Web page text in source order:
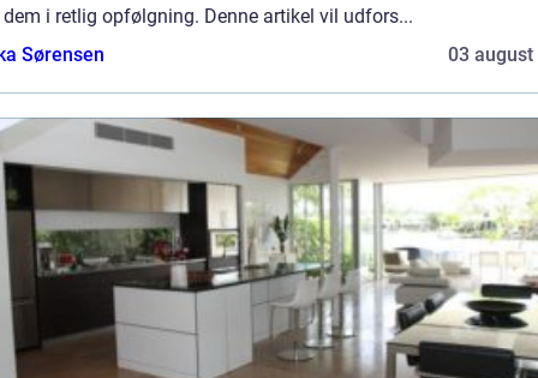
i retlig opfølgning. Denne artikel vil udfors...
Sørensen
03 august